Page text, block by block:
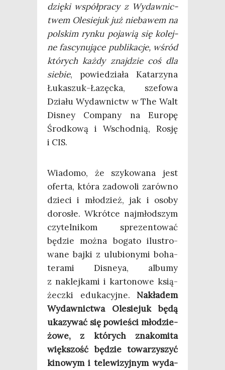
dzię­ki współ­pra­cy z Wydaw­nic­
twem Ole­sie­juk już nie­ba­wem na
pol­skim ryn­ku poja­wią się kolej­
ne fascy­nu­ją­ce publi­ka­cje, wśród
któ­rych każ­dy znaj­dzie coś dla
sie­bie, powie­dzia­ła Kata­rzy­na
Łuka­szuk-Łazęc­ka, sze­fo­wa
Dzia­łu Wydaw­nictw w The Walt
Disney Com­pa­ny na Euro­pę
Środ­ko­wą i Wschod­nią, Rosję
i CIS.
Wia­do­mo, że szy­ko­wa­na jest
ofer­ta, któ­ra zado­wo­li zarów­no
dzie­ci i mło­dzież, jak i oso­by
doro­słe. Wkrót­ce naj­młod­szym
czy­tel­ni­kom spre­zen­to­wać
będzie moż­na boga­to ilu­stro­
wa­ne baj­ki z ulu­bio­ny­mi boha­
te­ra­mi Disneya, albu­my
z naklej­ka­mi i kar­to­no­we ksią­
żecz­ki edu­ka­cyj­ne. Nakła­dem
Wydaw­nic­twa Ole­sie­juk będą
uka­zy­wać się powie­ści mło­dzie­
żo­we, z któ­rych zna­ko­mi­ta
więk­szość będzie towa­rzy­szyć
kino­wym i tele­wi­zyj­nym wyda­